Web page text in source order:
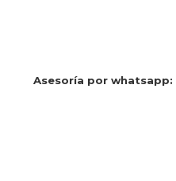
Asesoría por whatsapp: